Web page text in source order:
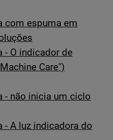
com espuma em
- O indicador de
Care")
- não inicia um ciclo
- A luz indicadora do